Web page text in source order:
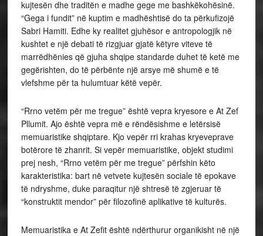
kujtesën dhe traditën e madhe gege me bashkëkohësinë.
“Gega i fundit” në kuptim e madhështisë do ta përkufizojë
Sabri Hamiti. Edhe ky realitet gjuhësor e antropologjik në
kushtet e një debati të rizgjuar gjatë këtyre viteve të
marrëdhënies që gjuha shqipe standarde duhet të ketë me
gegërishten, do të përbënte një arsye më shumë e të
vlefshme për ta hulumtuar këtë vepër.
“Rrno vetëm për me tregue” është vepra kryesore e At Zef
Pllumit. Ajo është vepra më e rëndësishme e letërsisë
memuaristike shqiptare. Kjo vepër rri krahas kryeveprave
botërore të zhanrit. Si vepër memuaristike, objekt studimi
prej nesh, “Rrno vetëm për me tregue” përfshin këto
karakteristika: bart në vetvete kujtesën sociale të epokave
të ndryshme, duke paraqitur një shtresë të zgjeruar të
“konstruktit mendor” për filozofinë aplikative të kulturës.
Memuaristika e At Zefit është ndërthurur organikisht në një